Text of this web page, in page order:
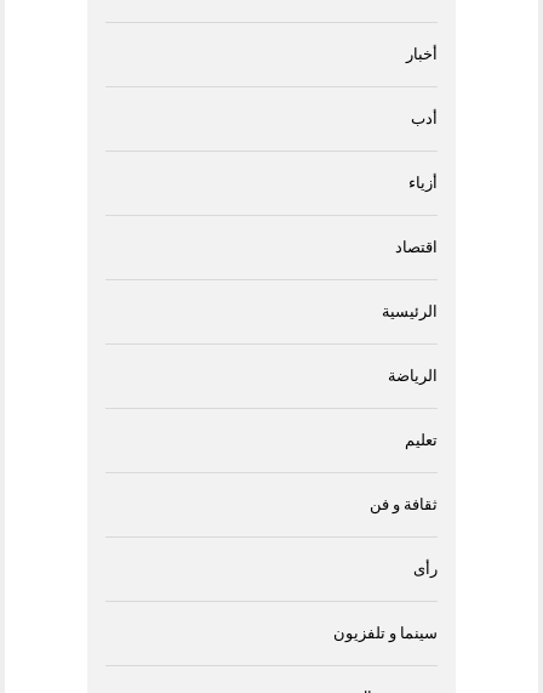
أخبار
أدب
أزياء
اقتصاد
الرئيسية
الرياضة
تعليم
ثقافة و فن
رأى
سينما و تلفزيون